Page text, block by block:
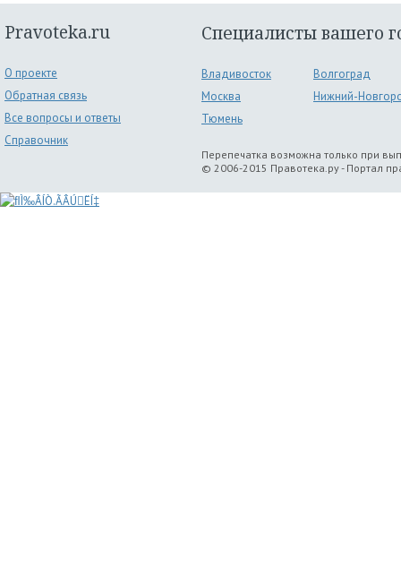
Pravoteka.ru
О проекте
Обратная связь
Все вопросы и ответы
Справочник
Специалисты вашего
Владивосток
Волгоград
Москва
Нижний-
Тюмень
Перепечатка возможна только при
© 2006-2015 Правотека.ру - Портал